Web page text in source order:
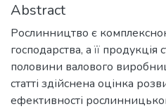
Abstract
Рослинництво є
господарства, а її продукція
половини валового
статті здійснена оцінка
ефективності